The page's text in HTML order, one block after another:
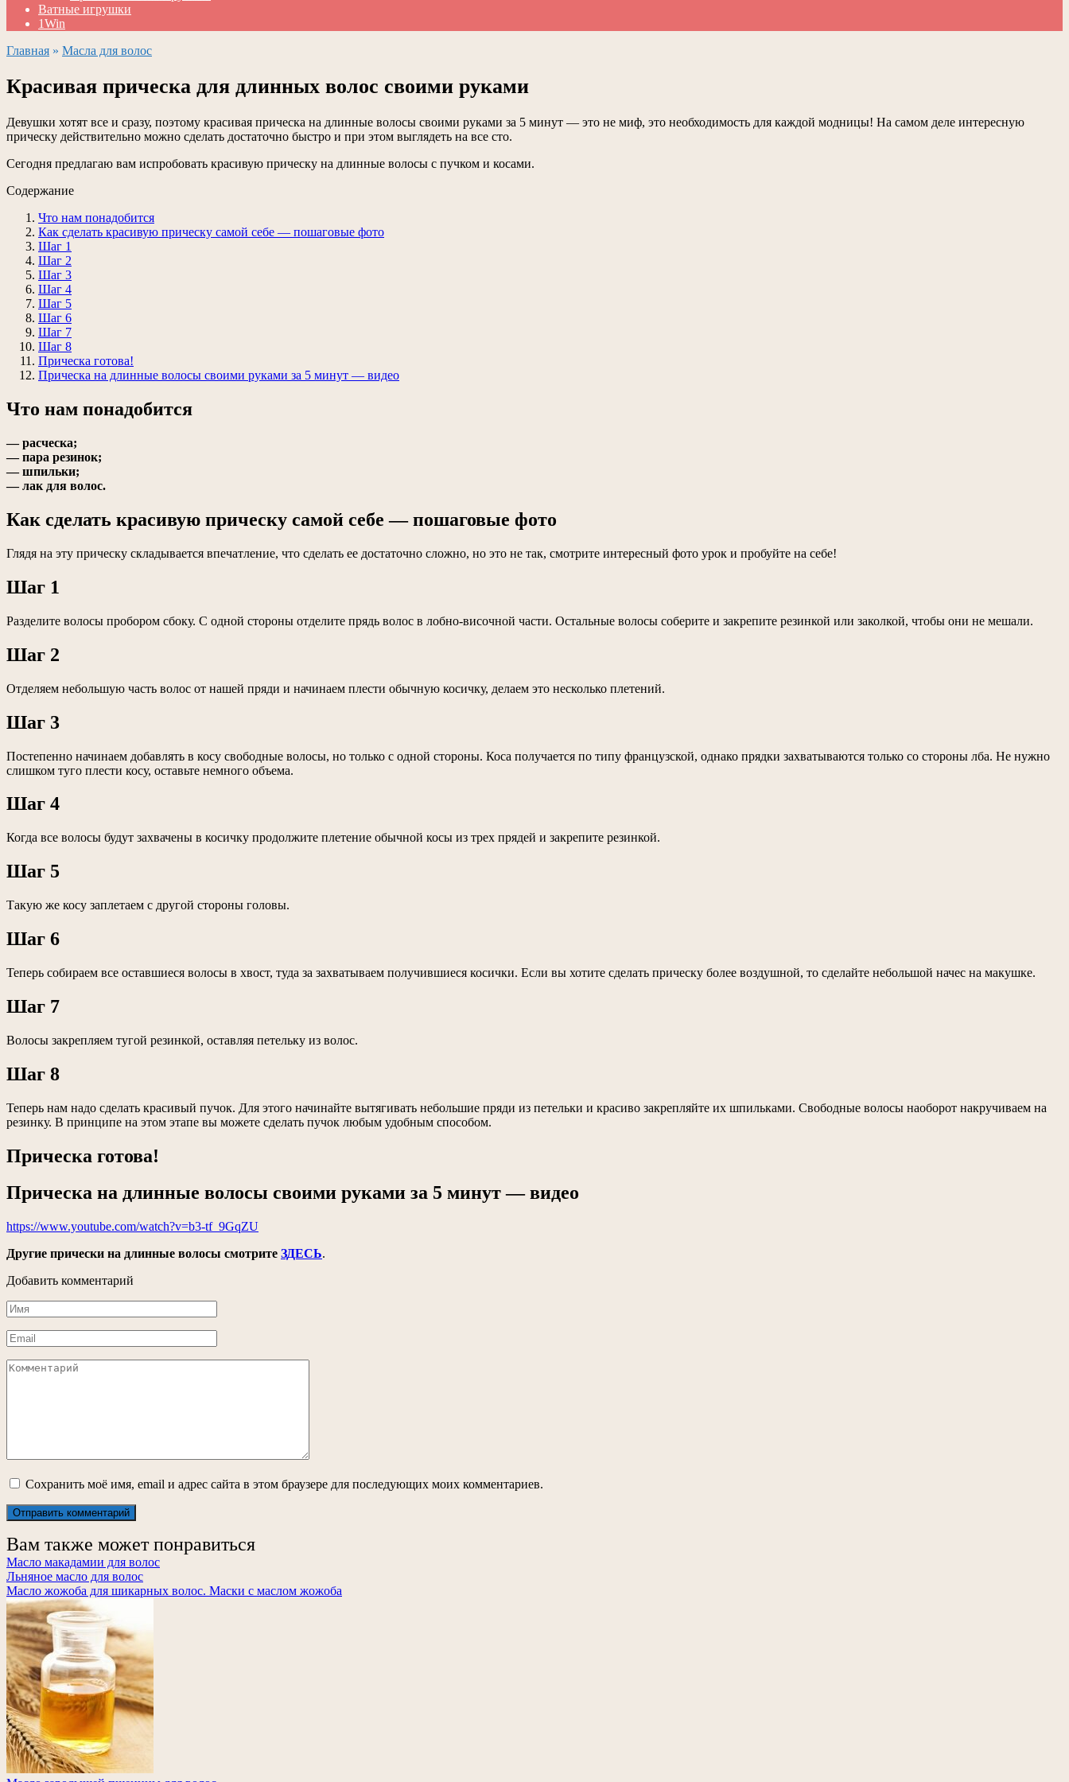
Ватные игрушки
1Win
Главная » Масла для волос
Красивая прическа для длинных волос своими руками
Девушки хотят все и сразу, поэтому красивая прическа на длинные волосы своими руками за 5 минут — это не миф, это необходимость для каждой модницы! На самом деле интересную
прическу действительно можно сделать достаточно быстро и при этом выглядеть на все сто.
Сегодня предлагаю вам испробовать красивую прическу на длинные волосы с пучком и косами.
Содержание
Что нам понадобится
Как сделать красивую прическу самой себе — пошаговые фото
Шаг 1
Шаг 2
Шаг 3
Шаг 4
Шаг 5
Шаг 6
Шаг 7
Шаг 8
Прическа готова!
Прическа на длинные волосы своими руками за 5 минут — видео
Что нам понадобится
— расческа;
— пара резинок;
— шпильки;
— лак для волос.
Как сделать красивую прическу самой себе — пошаговые фото
Глядя на эту прическу складывается впечатление, что сделать ее достаточно сложно, но это не так, смотрите интересный фото урок и пробуйте на себе!
Шаг 1
Разделите волосы пробором сбоку. С одной стороны отделите прядь волос в лобно-височной части. Остальные волосы соберите и закрепите резинкой или заколкой, чтобы они не мешали.
Шаг 2
Отделяем небольшую часть волос от нашей пряди и начинаем плести обычную косичку, делаем это несколько плетений.
Шаг 3
Постепенно начинаем добавлять в косу свободные волосы, но только с одной стороны. Коса получается по типу французской, однако прядки захватываются только со стороны лба. Не нужно
слишком туго плести косу, оставьте немного объема.
Шаг 4
Когда все волосы будут захвачены в косичку продолжите плетение обычной косы из трех прядей и закрепите резинкой.
Шаг 5
Такую же косу заплетаем с другой стороны головы.
Шаг 6
Теперь собираем все оставшиеся волосы в хвост, туда за захватываем получившиеся косички. Если вы хотите сделать прическу более воздушной, то сделайте небольшой начес на макушке.
Шаг 7
Волосы закрепляем тугой резинкой, оставляя петельку из волос.
Шаг 8
Теперь нам надо сделать красивый пучок. Для этого начинайте вытягивать небольшие пряди из петельки и красиво закрепляйте их шпильками. Свободные волосы наоборот накручиваем на
резинку. В принципе на этом этапе вы можете сделать пучок любым удобным способом.
Прическа готова!
Прическа на длинные волосы своими руками за 5 минут — видео
https://www.youtube.com/watch?v=b3-tf_9GqZU
Другие прически на длинные волосы смотрите ЗДЕСЬ.
Добавить комментарий
Имя
*
Email
*
Комментарий
Сохранить моё имя, email и адрес сайта в этом браузере для последующих моих комментариев.
Вам также может понравиться
Масло макадамии для волос
Льняное масло для волос
Масло жожоба для шикарных волос. Маски с маслом жожоба